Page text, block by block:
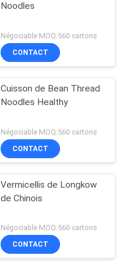
Noodles
Négociable MOQ:560 cartons
CONTACT
Cuisson de Bean Thread
Noodles Healthy
Négociable MOQ:560 cartons
CONTACT
Vermicellis de Longkow
de Chinois
Négociable MOQ:560 cartons
CONTACT